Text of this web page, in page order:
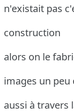
n'existait pas
construction
alors on le
images un peu
aussi à travers